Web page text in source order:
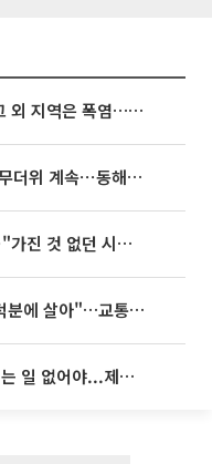
동해안은 시간당 80㎜ 폭우, 그 외 지역은 폭염…‘극과 극 날씨’
[내일 날씨] 폭염 한풀 꺾여도 무더위 계속⋯동해안 이틀 연속 비
임영웅, 어느덧 데뷔 10주년⋯"가진 것 없던 시절, 내 앞엔 20명의 팬뿐"
'굿 윌 헌팅' 배우 "기아 EV2 덕분에 살아"…교통사고 후 안전성 극찬
李대통령 “청년이 결혼 망설이는 일 없어야...제도상 불이익 조사”